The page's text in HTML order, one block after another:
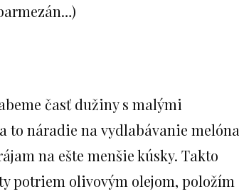
časť dužiny s malými
to náradie na vydlabávanie melóna
na ešte menšie kúsky. Takto
potriem olivovým olejom, položím